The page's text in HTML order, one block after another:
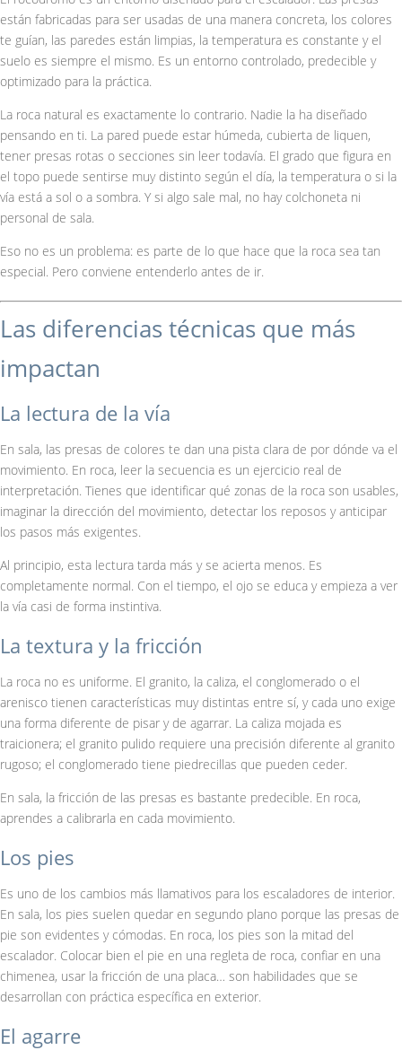
están fabricadas para ser usadas de una manera concreta, los colores
te guían, las paredes están limpias, la temperatura es constante y el
suelo es siempre el mismo. Es un entorno controlado, predecible y
optimizado para la práctica.
La roca natural es exactamente lo contrario. Nadie la ha diseñado
pensando en ti. La pared puede estar húmeda, cubierta de liquen,
tener presas rotas o secciones sin leer todavía. El grado que figura en
el topo puede sentirse muy distinto según el día, la temperatura o si la
vía está a sol o a sombra. Y si algo sale mal, no hay colchoneta ni
personal de sala.
Eso no es un problema: es parte de lo que hace que la roca sea tan
especial. Pero conviene entenderlo antes de ir.
Las diferencias técnicas que más
impactan
La lectura de la vía
En sala, las presas de colores te dan una pista clara de por dónde va el
movimiento. En roca, leer la secuencia es un ejercicio real de
interpretación. Tienes que identificar qué zonas de la roca son usables,
imaginar la dirección del movimiento, detectar los reposos y anticipar
los pasos más exigentes.
Al principio, esta lectura tarda más y se acierta menos. Es
completamente normal. Con el tiempo, el ojo se educa y empieza a ver
la vía casi de forma instintiva.
La textura y la fricción
La roca no es uniforme. El granito, la caliza, el conglomerado o el
arenisco tienen características muy distintas entre sí, y cada uno exige
una forma diferente de pisar y de agarrar. La caliza mojada es
traicionera; el granito pulido requiere una precisión diferente al granito
rugoso; el conglomerado tiene piedrecillas que pueden ceder.
En sala, la fricción de las presas es bastante predecible. En roca,
aprendes a calibrarla en cada movimiento.
Los pies
Es uno de los cambios más llamativos para los escaladores de interior.
En sala, los pies suelen quedar en segundo plano porque las presas de
pie son evidentes y cómodas. En roca, los pies son la mitad del
escalador. Colocar bien el pie en una regleta de roca, confiar en una
chimenea, usar la fricción de una placa… son habilidades que se
desarrollan con práctica específica en exterior.
El agarre